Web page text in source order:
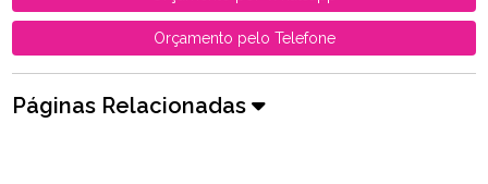
Orçamento pelo Telefone
Páginas Relacionadas